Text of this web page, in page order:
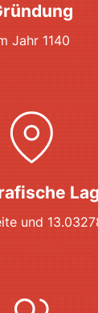
Jahr 1140
und